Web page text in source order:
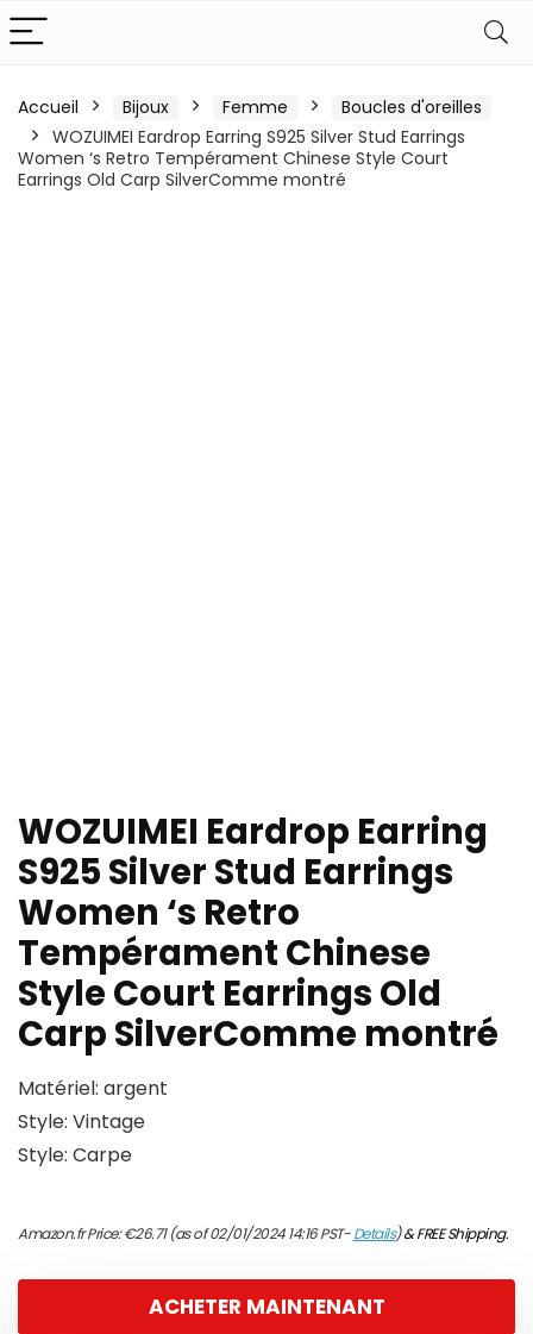
Accueil Bijoux Femme
Boucles d'oreilles
WOZUIMEI Eardrop Earring S925 Silver Stud Earrings
Women ‘s Retro Tempérament Chinese Style Court
Earrings Old Carp SilverComme montré
WOZUIMEI Eardrop Earring
S925 Silver Stud Earrings
Women ‘s Retro
Tempérament Chinese
Style Court Earrings Old
Carp SilverComme montré
Matériel: argent
Style: Vintage
Style: Carpe
Amazon.fr Price:€26.71(as of 02/01/2024 14:16 PST-Details)&FREE Shipping.
ACHETER MAINTENANT